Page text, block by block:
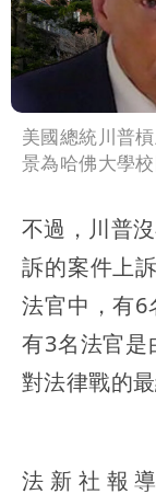
美國總統川普
景為哈佛大學
不過，川普
訴的案件上
法官中，有6
有3名法官是
對法律戰的
法新社報